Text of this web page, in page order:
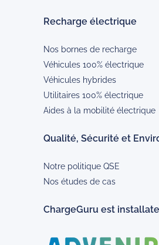
Recharge électrique
Nos bornes de recharge
Véhicules 100% électrique
Véhicules hybrides
Utilitaires 100% électrique
Aides à la mobilité électrique
Qualité, Sécurité et
Notre politique QSE
Nos études de cas
ChargeGuru est